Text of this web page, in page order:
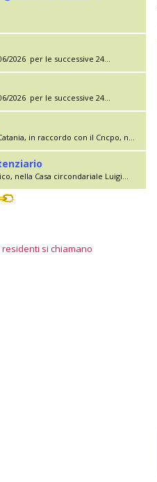
2026 per le successive 24...
2026 per le successive 24...
in raccordo con il Cncpo, n...
nella Casa circondariale Luigi...
si chiamano